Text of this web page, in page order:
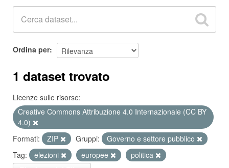
Ordina per
1 dataset trovato
Licenze sulle risorse:
Creative Commons Attribuzione 4.0 Internazionale (CC BY
4.0)
Formati:
ZIP Gruppi:
Governo e settore pubblico
Tag:
elezioni europee
politica